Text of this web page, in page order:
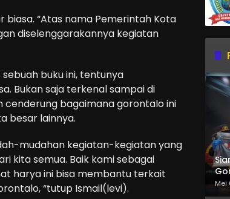
“Atas nama Pemerintah Kota
diselenggarakannya kegiatan
buku ini, tentunya
Bukan saja terkenal sampai di
cenderung bagaimana gorontalo ini
besar lainnya.
mudahan kegiatan-kegiatan yang
kita semua. Baik kami sebagai
harya ini bisa membantu terkait
“tutup Ismail(levi).
Mei